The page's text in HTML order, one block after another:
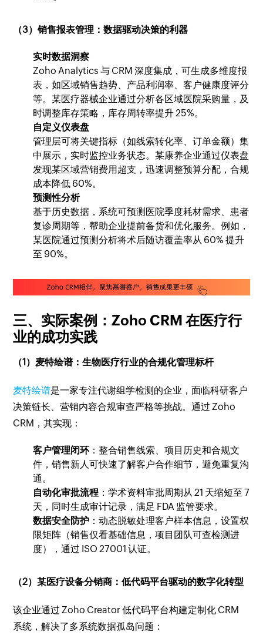
（3）销售报表管理：数据驱动决策的利器
实时数据洞察
Zoho Analytics 与 CRM 深度集成，可生成多维度报
表，如区域销售趋势、产品利润率、客户健康度评分
等。某医疗器械企业通过分析各区域医院采购量，及
时调整库存策略，库存周转率提升 25%。
自定义仪表盘
管理层可将关键指标（如线索转化率、订单金额）集
中展示，实时监控业务状态。某康养企业通过仪表盘
发现某区域营销费用超支，迅速调整预算分配，合规
成本降低 60%。
预测性分析
基于历史数据，系统可预测医院季度耗材需求、患者
复诊周期等，帮助企业提前备货和优化服务。例如，
某医院通过预测分析将术后随访覆盖率从 60% 提升
至 90%。
三、实际案例：Zoho CRM 在医疗行
业的成功实践
（1）麦特绘谱：生物医疗行业的合规化管理标杆
麦特绘谱是一家专注代谢组学检测的企业，面临科研客户
决策链长、营销内容合规审查严格等挑战。通过 Zoho
CRM，其实现：
客户管理闭环：整合销售线索、项目历史和合规文
件，销售新人可快速了解客户合作细节，避免重复沟
通。
自动化审批流程 ：学术资料审批周期从 21 天缩短至 7
天，同时生成审计记录，满足 FDA 监管要求。
数据安全防护 ：动态脱敏处理客户样本信息，设置权
限矩阵（销售仅看基础信息，项目团队可查检测进
度），通过 ISO 27001 认证。
（2）某医疗设备分销商：低代码平台驱动的数字化转型
该企业通过 Zoho Creator 低代码平台构建定制化 CRM
系统，解决了多系统数据孤岛问题：